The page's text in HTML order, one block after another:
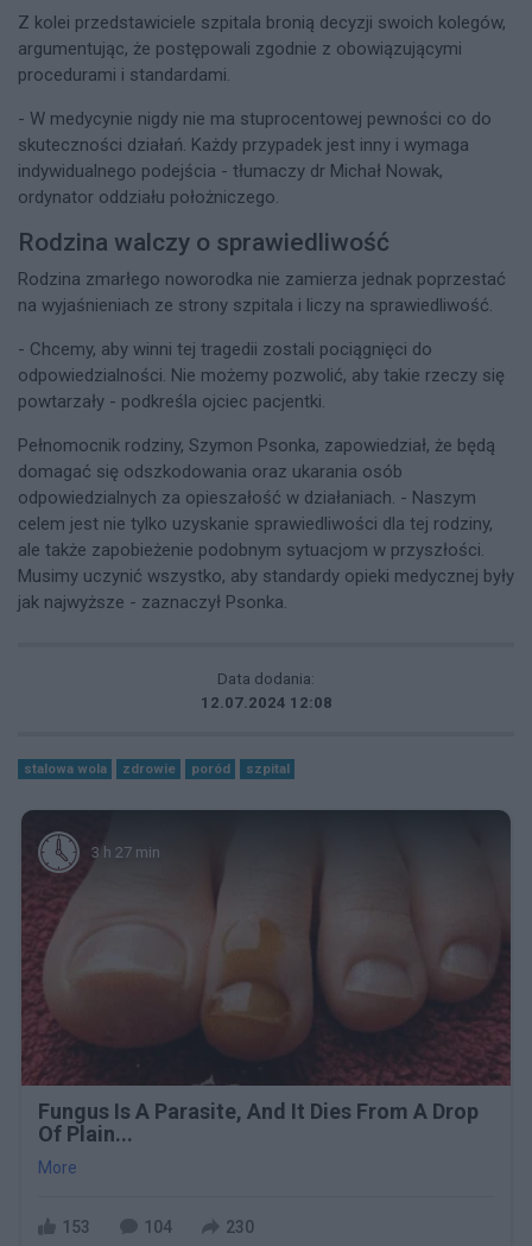
Z kolei przedstawiciele szpitala bronią decyzji swoich kolegów,
argumentując, że postępowali zgodnie z obowiązującymi
procedurami i standardami.
- W medycynie nigdy nie ma stuprocentowej pewności co do
skuteczności działań. Każdy przypadek jest inny i wymaga
indywidualnego podejścia - tłumaczy dr Michał Nowak,
ordynator oddziału położniczego.
Rodzina walczy o sprawiedliwość
Rodzina zmarłego noworodka nie zamierza jednak poprzestać
na wyjaśnieniach ze strony szpitala i liczy na sprawiedliwość.
- Chcemy, aby winni tej tragedii zostali pociągnięci do
odpowiedzialności. Nie możemy pozwolić, aby takie rzeczy się
powtarzały - podkreśla ojciec pacjentki.
Pełnomocnik rodziny, Szymon Psonka, zapowiedział, że będą
domagać się odszkodowania oraz ukarania osób
odpowiedzialnych za opieszałość w działaniach. - Naszym
celem jest nie tylko uzyskanie sprawiedliwości dla tej rodziny,
ale także zapobieżenie podobnym sytuacjom w przyszłości.
Musimy uczynić wszystko, aby standardy opieki medycznej były
jak najwyższe - zaznaczył Psonka.
Data dodania:
12.07.2024 12:08
stalowa wola zdrowie poród szpital
3 h 27 min
Fungus Is A Parasite, And It Dies From A Drop
Of Plain...
More
153 104 230